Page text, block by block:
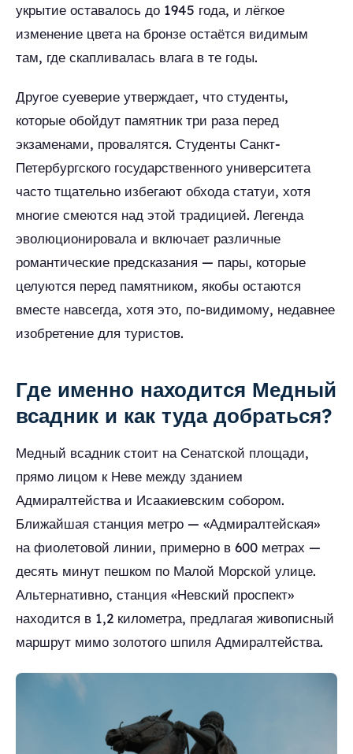
укрытие оставалось до 1945 года, и лёгкое
изменение цвета на бронзе остаётся видимым
там, где скапливалась влага в те годы.
Другое суеверие утверждает, что студенты,
которые обойдут памятник три раза перед
экзаменами, провалятся. Студенты Санкт-
Петербургского государственного университета
часто тщательно избегают обхода статуи, хотя
многие смеются над этой традицией. Легенда
эволюционировала и включает различные
романтические предсказания — пары, которые
целуются перед памятником, якобы остаются
вместе навсегда, хотя это, по-видимому, недавнее
изобретение для туристов.
Где именно находится Медный
всадник и как туда добраться?
Медный всадник стоит на Сенатской площади,
прямо лицом к Неве между зданием
Адмиралтейства и Исаакиевским собором.
Ближайшая станция метро — «Адмиралтейская»
на фиолетовой линии, примерно в 600 метрах —
десять минут пешком по Малой Морской улице.
Альтернативно, станция «Невский проспект»
находится в 1,2 километра, предлагая живописный
маршрут мимо золотого шпиля Адмиралтейства.